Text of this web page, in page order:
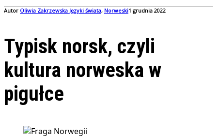
Autor Oliwia Zakrzewska Języki świata, Norweski1 grudnia 2022
Typisk norsk, czyli
kultura norweska w
pigułce